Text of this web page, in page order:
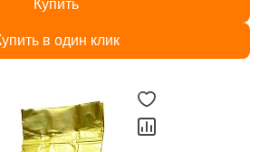
Купить
в один клик